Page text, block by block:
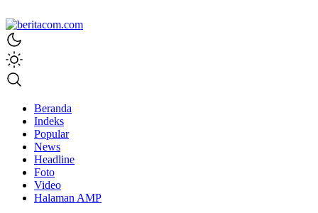
beritacom.com
bestnews
Beranda
Indeks
Popular
News
Headline
Foto
Video
Halaman AMP